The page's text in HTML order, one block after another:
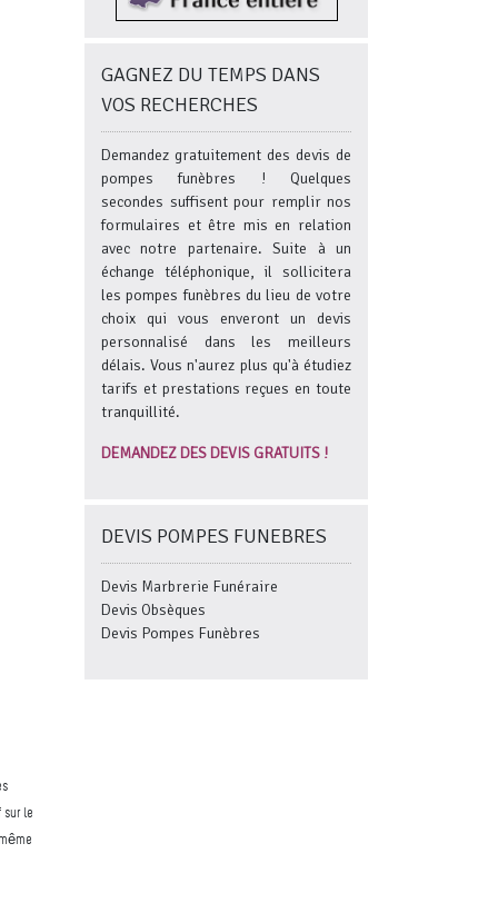
GAGNEZ DU TEMPS DANS
VOS RECHERCHES
Demandez gratuitement des devis de
pompes funèbres ! Quelques
secondes suffisent pour remplir nos
formulaires et être mis en relation
avec notre partenaire. Suite à un
échange téléphonique, il sollicitera
les pompes funèbres du lieu de votre
choix qui vous enveront un devis
personnalisé dans les meilleurs
délais. Vous n'aurez plus qu'à étudiez
tarifs et prestations reçues en toute
tranquillité.
DEMANDEZ DES DEVIS GRATUITS !
DEVIS POMPES FUNEBRES
Devis Marbrerie Funéraire
Devis Obsèques
Devis Pompes Funèbres